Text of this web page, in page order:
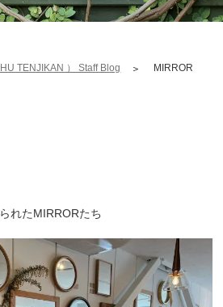
TENJIKAN ） Staff Blog
MIRROR
れたMIRRORたち